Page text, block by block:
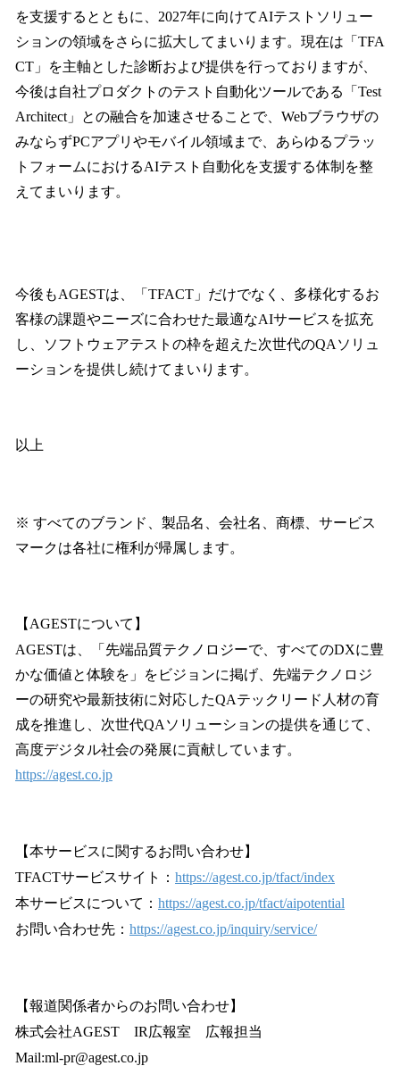
を支援するとともに、2027年に向けてAIテストソリュー
ションの領域をさらに拡大してまいります。現在は「TFA
CT」を主軸とした診断および提供を行っておりますが、
今後は自社プロダクトのテスト自動化ツールである「Test
Architect」との融合を加速させることで、Webブラウザの
みならずPCアプリやモバイル領域まで、あらゆるプラッ
トフォームにおけるAIテスト自動化を支援する体制を整
えてまいります。
今後もAGESTは、「TFACT」だけでなく、多様化するお
客様の課題やニーズに合わせた最適なAIサービスを拡充
し、ソフトウェアテストの枠を超えた次世代のQAソリュ
ーションを提供し続けてまいります。
以上
※ すべてのブランド、製品名、会社名、商標、サービス
マークは各社に権利が帰属します。
【AGESTについて】
AGESTは、「先端品質テクノロジーで、すべてのDXに豊
かな価値と体験を」をビジョンに掲げ、先端テクノロジ
ーの研究や最新技術に対応したQAテックリード人材の育
成を推進し、次世代QAソリューションの提供を通じて、
高度デジタル社会の発展に貢献しています。
https://agest.co.jp
【本サービスに関するお問い合わせ】
TFACTサービスサイト： https://agest.co.jp/tfact/index
本サービスについて： https://agest.co.jp/tfact/aipotential
お問い合わせ先： https://agest.co.jp/inquiry/service/
【報道関係者からのお問い合わせ】
株式会社AGEST IR広報室 広報担当
Mail:ml-pr@agest.co.jp